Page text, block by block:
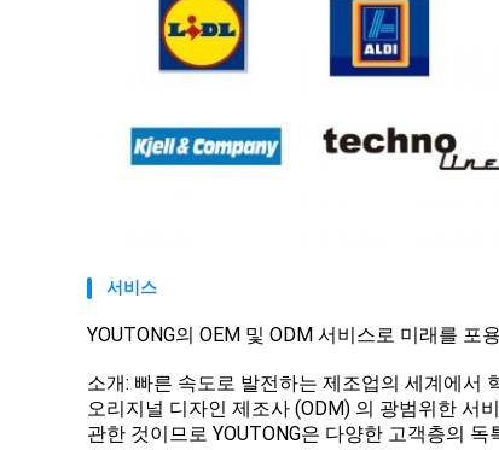
서비스
YOUTONG의 OEM 및 ODM 서비스로 미래를 포
소개: 빠른 속도로 발전하는 제조업의 세계에서
오리지널 디자인 제조사 (ODM) 의 광범위한 서
관한 것이므로 YOUTONG은 다양한 고객층의